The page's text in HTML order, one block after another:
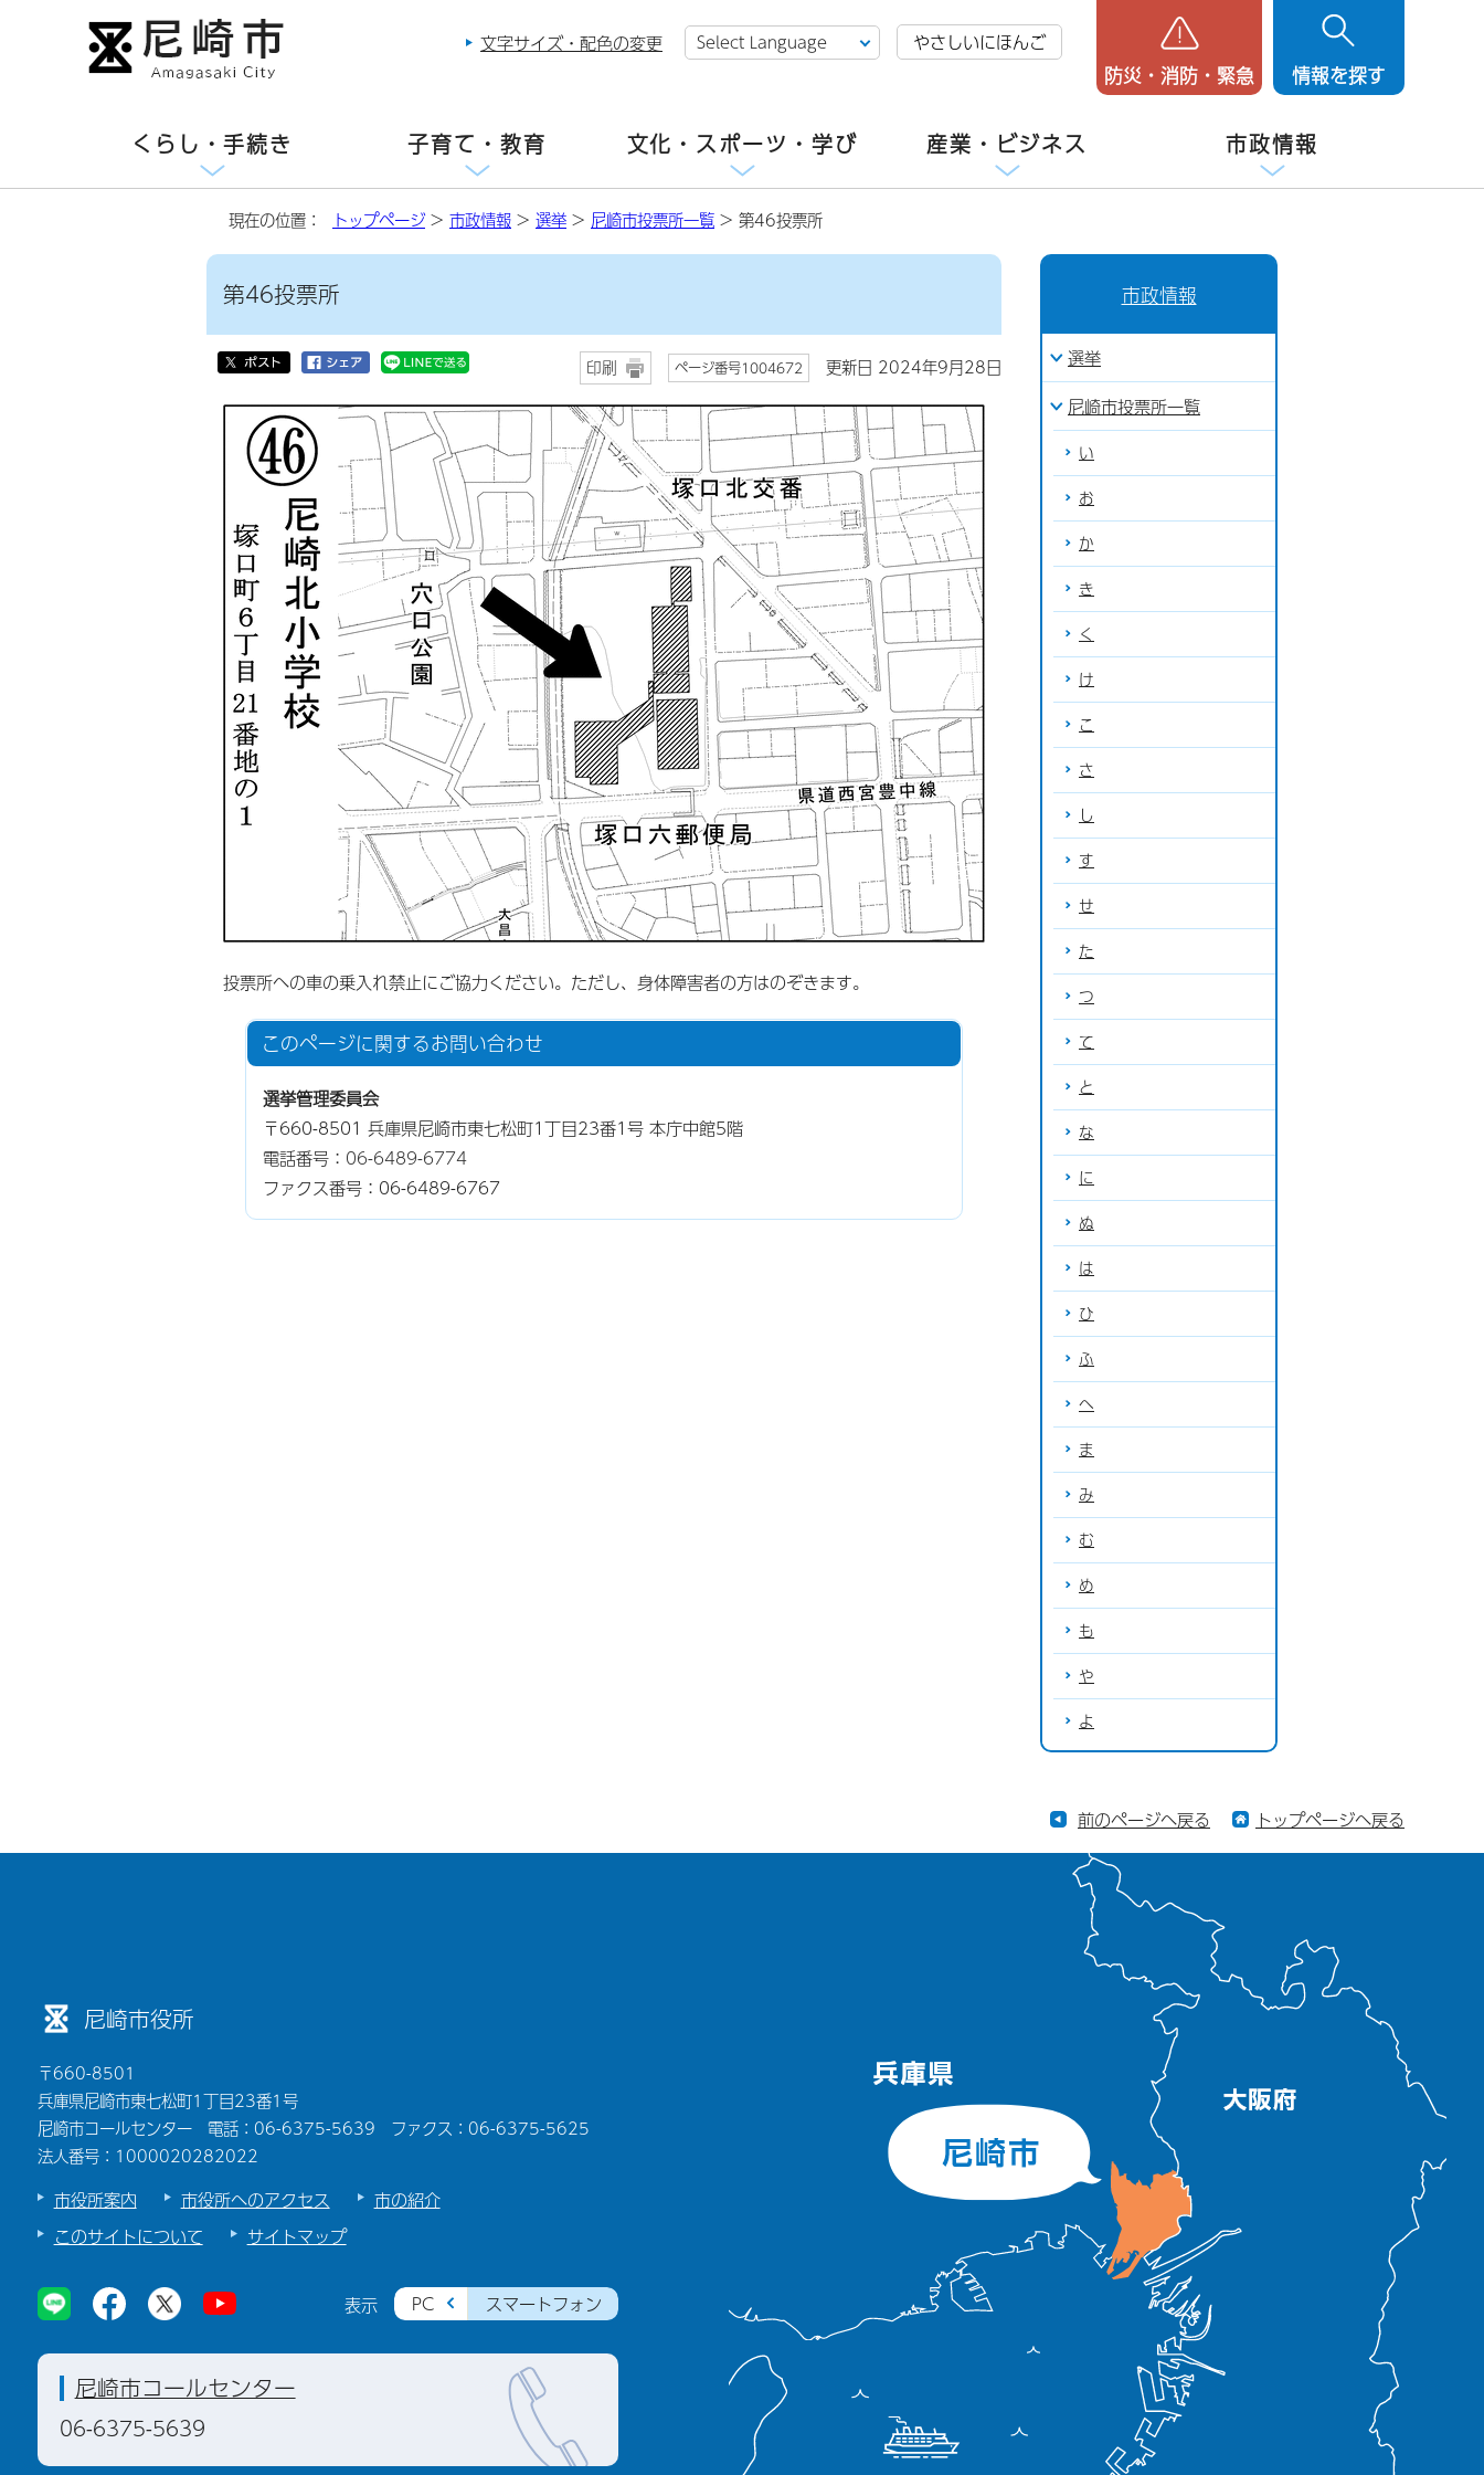
文字サイズ・配色の変更 やさしいにほんご
防災・消防・緊急 情報を探す
くらし・手続き 子育て・教育 文化・スポーツ・学び 産業・ビジネス 市政情報
現在の位置： トップページ> 市政情報 > 選挙 > 尼崎市投票所一覧 > 第46投票所
第46投票所
印刷 ページ番号1004672 更新日 2024年9月28日
投票所への車の乗入れ禁止にご協力ください。ただし、身体障害者の方はのぞきます。
このページに関するお問い合わせ
選挙管理委員会
〒660-8501 兵庫県尼崎市東七松町1丁目23番1号 本庁中館5階
電話番号： 06-6489-6774
ファクス番号：06-6489-6767
市政情報
選挙
尼崎市投票所一覧
い
お
か
き
く
け
こ
さ
し
す
せ
た
つ
て
と
な
に
ぬ
は
ひ
ふ
へ
ま
み
む
め
も
や
よ
前のページへ戻る トップページへ戻る
尼崎市役所
〒660-8501
兵庫県尼崎市東七松町1丁目23番1号
尼崎市コールセンター 電話：06-6375-5639 ファクス：06-6375-5625
法人番号：1000020282022
市役所案内 市役所へのアクセス
市の紹介
このサイトについて
サイトマップ
表示 PC スマートフォン
尼崎市コールセンター
06-6375-5639